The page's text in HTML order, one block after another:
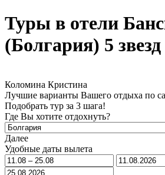
Туры в отели
(Болгария) 5 звезд
Коломина Кристина
Лучшие варианты Вашего отдыха по
Подобрать тур за 3 шага!
Где Вы хотите отдохнуть?
Далее
Удобные даты вылета